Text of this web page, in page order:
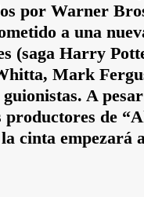
por Warner
a una
(saga Harry
Mark
A
productores de
cinta empezará